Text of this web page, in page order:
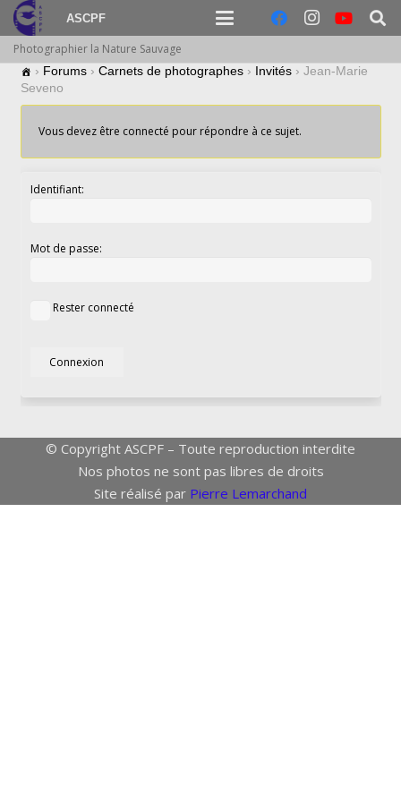
ASCPF
Photographier la Nature Sauvage
› Forums › Carnets de photographes › Invités › Jean-Marie
Seveno
Vous devez être connecté pour répondre à ce sujet.
Identifiant:
Mot de passe:
Rester connecté
Connexion
© Copyright ASCPF – Toute reproduction interdite
Nos photos ne sont pas libres de droits
Site réalisé par Pierre Lemarchand